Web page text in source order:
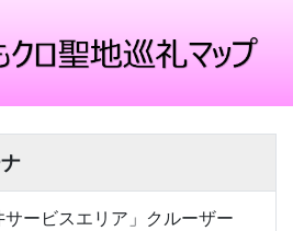
ービスエリア」クルーザー